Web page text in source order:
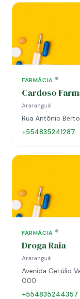
FARMÁCIA
Cardoso
Araranguá
Rua Antônio
+554835241287
FARMÁCIA
Droga Raia
Araranguá
Avenida Getúlio
000
+554835244357